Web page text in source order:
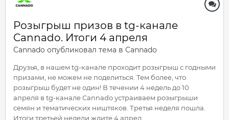
Розыгрыш призов в tg-канале
Cannado. Итоги 4 апреля
Cannado опубликовал тема в Cannado
Друзья, в нашем tg-канале проходит розыгрыш с годными
призами, не можем не поделиться. Тем более, что
розыгрыш будет не один! В течении 4 недель до 10
апреля в tg-канале Cannado устраиваем розыгрыши
семян и тематических ништяков. Третья неделя пошла.
Итоги третьей недели ждите 4 апрел...